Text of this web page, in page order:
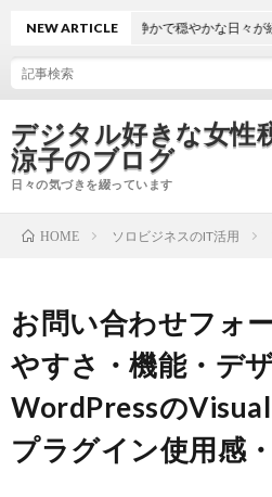
デジタル好きな女性
涼子のブログ
日々の気づきを綴っています
NEW ARTICLE静かで穏やかな日々が続くこと
HOME ソロビジネスのIT活用
お問い合わせフォ
やすさ・機能・デ
WordPressの
プラグイン使用感